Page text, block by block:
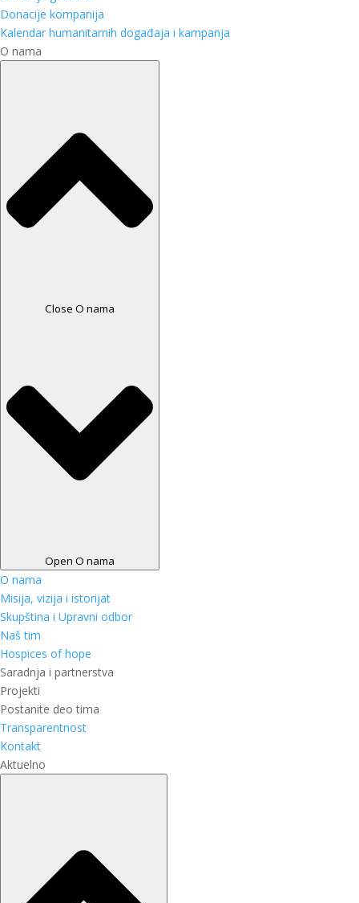
Donacije kompanija
Kalendar humanitarnih događaja i kampanja
O nama
Close O nama
Open O nama
O nama
Misija, vizija i istorijat
Skupština i Upravni odbor
Naš tim
Hospices of hope
Saradnja i partnerstva
Projekti
Postanite deo tima
Transparentnost
Kontakt
Aktuelno